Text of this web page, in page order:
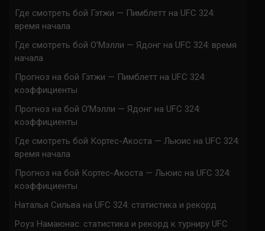
Где смотреть бой Гэтжи — Пимблетт на UFC 324:
время начала
Где смотреть бой О’Мэлли — Ядонг на UFC 324: время
начала
Прогноз на бой Гэтжи — Пимблетт на UFC 324:
коэффициенты
Прогноз на бой О’Мэлли — Ядонг на UFC 324:
коэффициенты
Где смотреть бой Кортес-Акоста — Льюис на UFC 324:
время начала
Прогноз на бой Кортес-Акоста — Льюис на UFC 324:
коэффициенты
Наталья Сильва на UFC 324: статистика и рекорд
Роуз Намаюнас: статистика и рекорд к турниру UFC